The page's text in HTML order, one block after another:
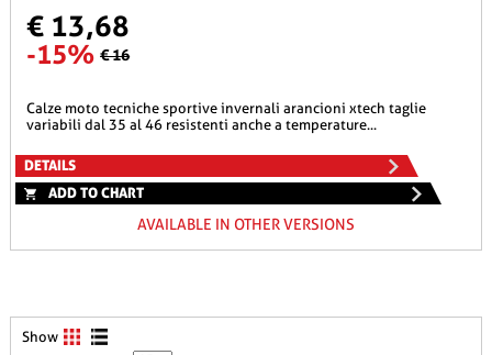
€ 13,68
-15% € 16
calze moto tecniche sportive invernali arancioni xtech taglie
variabili dal 35 al 46 resistenti anche a temperature...
DETAILS
ADD TO CHART
AVAILABLE IN OTHER VERSIONS
Show